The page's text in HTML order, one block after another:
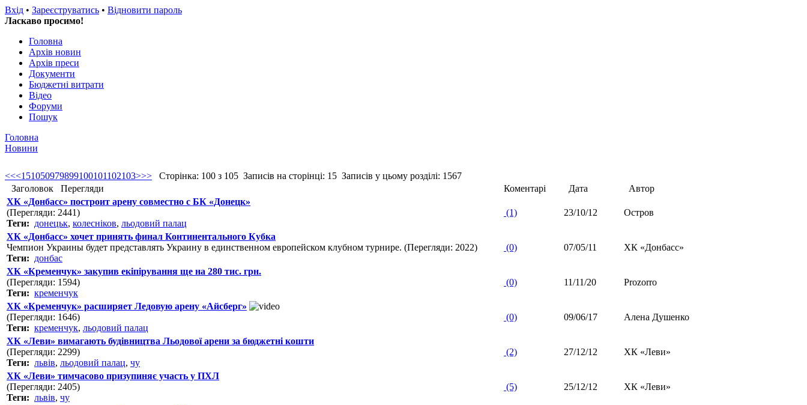
Вхід • Зареєструватись • Відновити пароль
Ласкаво просимо!
Головна
Архів новин
Архів преси
Документи
Бюджетні витрати
Відео
Форуми
Пошук
Головна
Новини
<<<1 51050979899100101102103>>> Сторінка: 100 з 105 Записів на сторінці: 15 Записів у цьому розділі: 1567
Заголовок
Перегляди Коментарі Дата
Автор
ХК «Донбасс» построит арену совместно с БК «Донецк»
(Перегляди: 2441)
Теги: донецьк, колесніков, льодовий палац
(1) 23/10/12 Остров
ХК «Донбасс» хочет принять финал Континентального Кубка
Чемпион Украины будет представлять Украину в единственном европейском клубном турнире. (Перегляди: 2022)
Теги: донбас
(0) 07/05/11 ХК «Донбасс»
ХК «Кременчук» закупив екіпірування ще на 280 тис. грн.
(Перегляди: 1594)
Теги: кременчук
(0) 11/11/20 Prozorro
ХК «Кременчук» расширяет Ледовую арену «Айсберг»
(Перегляди: 1646)
Теги: кременчук, льодовий палац
(0) 09/06/17 Алена Душенко
ХК «Леви» вимагають будівництва Льодової арени за бюджетні кошти
(Перегляди: 2299)
Теги: львів, льодовий палац, чу
(2) 27/12/12 ХК «Леви»
ХК «Леви» тимчасово призупиняє участь у ПХЛ
(Перегляди: 2405)
Теги: львів, чу
(5) 25/12/12 ХК «Леви»